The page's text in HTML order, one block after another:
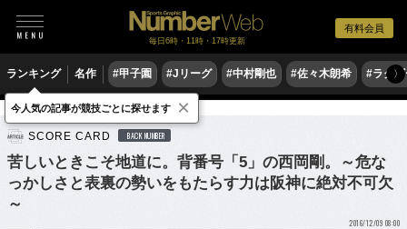
有料会員
毎日6時・11時・17時更新
ランキング 名作 #甲子園 #Jリーグ #中村剛也 #佐々木朗希 #ラグ〉
野球 プロ野球
SCORE CARD BACK NUMBER
苦しいときこそ地道に。背番号「5」の西岡剛。～危な
っかしさと表裏の勢いをもたらす力は阪神に絶対不可欠
～
2016/12/09 08:00
今人気の記事が競技ごとに探せます ×